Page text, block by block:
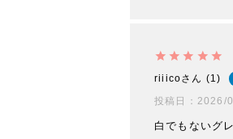
riiico 1
投稿日
2026/
白でもないグ